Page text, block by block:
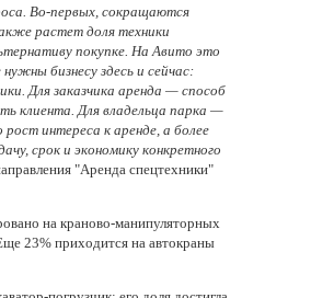
Во-первых, сокращаются
растет доля техники
покупке. На Авито это
бизнесу здесь и сейчас:
Для заказчика аренда — способ
клиента. Для владельца парка —
рост интереса к аренде, а более
срок и экономику конкретного
"Аренда спецтехники"
на краново-манипуляторных
23% приходится на автокраны